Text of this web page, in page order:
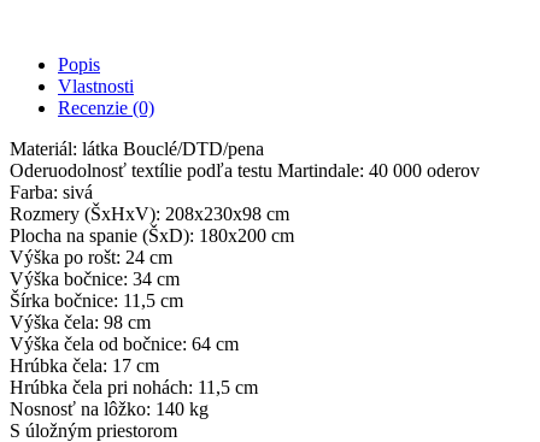
Popis
Vlastnosti
Recenzie (0)
Materiál: látka Bouclé/DTD/pena
Oderuodolnosť textílie podľa testu Martindale: 40 000 oderov
Farba: sivá
Rozmery (ŠxHxV): 208x230x98 cm
Plocha na spanie (ŠxD): 180x200 cm
Výška po rošt: 24 cm
Výška bočnice: 34 cm
Šírka bočnice: 11,5 cm
Výška čela: 98 cm
Výška čela od bočnice: 64 cm
Hrúbka čela: 17 cm
Hrúbka čela pri nohách: 11,5 cm
Nosnosť na lôžko: 140 kg
S úložným priestorom